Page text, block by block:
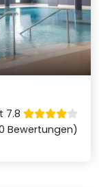
7.8
Bewertungen)